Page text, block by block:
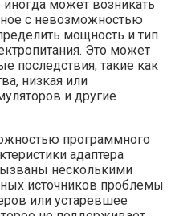
может возникать
с невозможностью
мощность и тип
Это может
последствия, такие как
низкая или
и другие
программного
адаптера
несколькими
источников проблемы
или устаревшее